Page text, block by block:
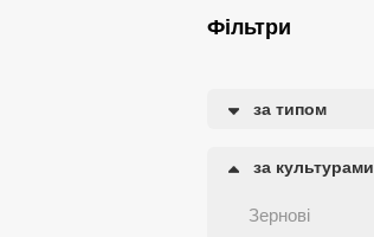
Фільтри
за типом
за культурами
Зернові